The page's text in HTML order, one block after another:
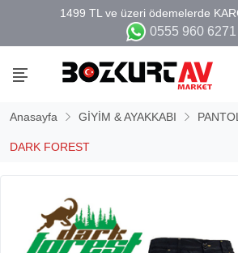
0555 960 6271
Anasayfa GİYİM & AYAKKABI
DARK FOREST